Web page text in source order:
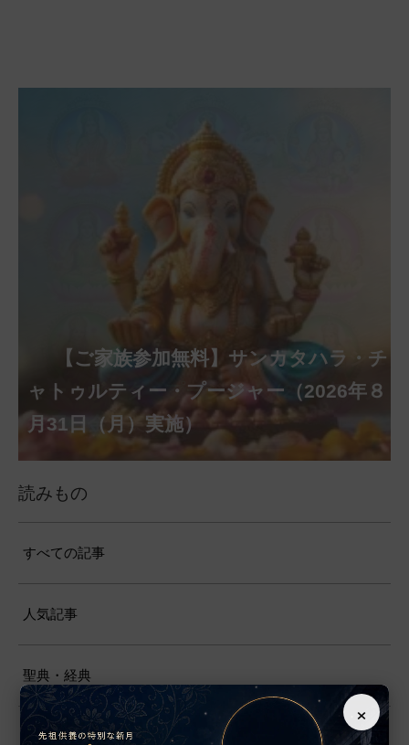
【ご家族参加無料】アーディ・アマー
ヴァシャー・プージャー（2026年８月12
日（水）実施）
【ご家族参加無料】ラクシュミー・ク
ベーラ・マンスリー・プージャー（2026
年８月12日（水）実施）
【ご家族参加無料】ナーガ・パンチャ
ミー・プージャー（2026年８月17日
（月）実施）
【ご家族参加無料】ヴァラ・ラクシュ
ミー・ヴラタ・プージャー（2026年８月
28日（金）実施）
【ご家族参加無料】サンカタハラ・チ
ャトゥルティー・プージャー（2026年８
月31日（月）実施）
【ご家族参加無料】クリシュナ・ジャヤ
ンティー・プージャー（2026年９月４日
（金）実施）
【ご家族参加無料】ガネーシャ・チャ
トゥルティー・プージャー（2026年９月
14日（月）実施）
【ご家族参加無料】マハーラクシュミ
ー・ヴラタ・プージャー（2026年９月19
日（土）実施）
【ご家族参加無料】マハーラヤー・ア
マーヴァシャー・プージャー（2026年10
月10日（土）実施）
第220回グループ・ホーマ（ナーガ・
パンチャミー、2026年８月17日（月）実
施）
第221回グループ・ホーマ（ガーヤト
リー・ジャヤンティー、2026年８月28日
（金）実施）
アンナダーナ・プロジェクト（食事の奉
仕）
ポストコロナ福祉活動支援募金
読みもの
すべての記事
人気記事
聖典・経典
インド哲学
×